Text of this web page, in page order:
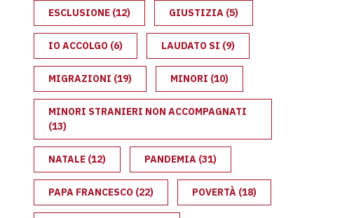
ESCLUSIONE (12) GIUSTIZIA (5)
IO ACCOLGO (6) LAUDATO SI (9)
MIGRAZIONI (19) MINORI (10)
MINORI STRANIERI NON ACCOMPAGNATI
(13)
NATALE (12) PANDEMIA (31)
PAPA FRANCESCO (22) POVERTÀ (18)